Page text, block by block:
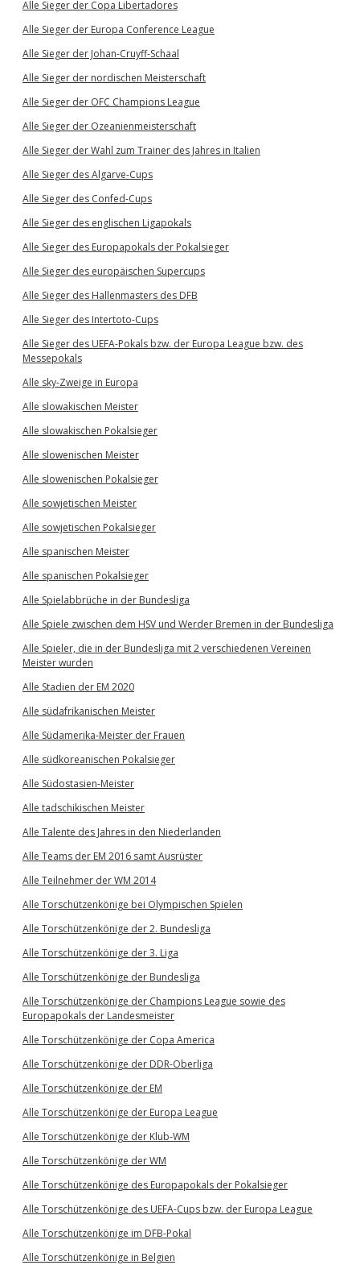
Alle Sieger der Copa Libertadores
Alle Sieger der Europa Conference League
Alle Sieger der Johan-Cruyff-Schaal
Alle Sieger der nordischen Meisterschaft
Alle Sieger der OFC Champions League
Alle Sieger der Ozeanienmeisterschaft
Alle Sieger der Wahl zum Trainer des Jahres in Italien
Alle Sieger des Algarve-Cups
Alle Sieger des Confed-Cups
Alle Sieger des englischen Ligapokals
Alle Sieger des Europapokals der Pokalsieger
Alle Sieger des europäischen Supercups
Alle Sieger des Hallenmasters des DFB
Alle Sieger des Intertoto-Cups
Alle Sieger des UEFA-Pokals bzw. der Europa League bzw. des
Messepokals
Alle sky-Zweige in Europa
Alle slowakischen Meister
Alle slowakischen Pokalsieger
Alle slowenischen Meister
Alle slowenischen Pokalsieger
Alle sowjetischen Meister
Alle sowjetischen Pokalsieger
Alle spanischen Meister
Alle spanischen Pokalsieger
Alle Spielabbrüche in der Bundesliga
Alle Spiele zwischen dem HSV und Werder Bremen in der Bundesliga
Alle Spieler, die in der Bundesliga mit 2 verschiedenen Vereinen
Meister wurden
Alle Stadien der EM 2020
Alle südafrikanischen Meister
Alle Südamerika-Meister der Frauen
Alle südkoreanischen Pokalsieger
Alle Südostasien-Meister
Alle tadschikischen Meister
Alle Talente des Jahres in den Niederlanden
Alle Teams der EM 2016 samt Ausrüster
Alle Teilnehmer der WM 2014
Alle Torschützenkönige bei Olympischen Spielen
Alle Torschützenkönige der 2. Bundesliga
Alle Torschützenkönige der 3. Liga
Alle Torschützenkönige der Bundesliga
Alle Torschützenkönige der Champions League sowie des
Europapokals der Landesmeister
Alle Torschützenkönige der Copa America
Alle Torschützenkönige der DDR-Oberliga
Alle Torschützenkönige der EM
Alle Torschützenkönige der Europa League
Alle Torschützenkönige der Klub-WM
Alle Torschützenkönige der WM
Alle Torschützenkönige des Europapokals der Pokalsieger
Alle Torschützenkönige des UEFA-Cups bzw. der Europa League
Alle Torschützenkönige im DFB-Pokal
Alle Torschützenkönige in Belgien